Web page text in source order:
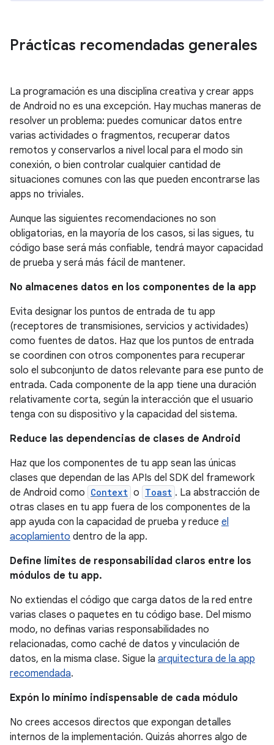
Prácticas recomendadas generales
La programación es una disciplina creativa y crear apps
de Android no es una excepción. Hay muchas maneras de
resolver un problema: puedes comunicar datos entre
varias actividades o fragmentos, recuperar datos
remotos y conservarlos a nivel local para el modo sin
conexión, o bien controlar cualquier cantidad de
situaciones comunes con las que pueden encontrarse las
apps no triviales.
Aunque las siguientes recomendaciones no son
obligatorias, en la mayoría de los casos, si las sigues, tu
código base será más confiable, tendrá mayor capacidad
de prueba y será más fácil de mantener.
No almacenes datos en los componentes de la app
Evita designar los puntos de entrada de tu app
(receptores de transmisiones, servicios y actividades)
como fuentes de datos. Haz que los puntos de entrada
se coordinen con otros componentes para recuperar
solo el subconjunto de datos relevante para ese punto de
entrada. Cada componente de la app tiene una duración
relativamente corta, según la interacción que el usuario
tenga con su dispositivo y la capacidad del sistema.
Reduce las dependencias de clases de Android
Haz que los componentes de tu app sean las únicas
clases que dependan de las APIs del SDK del framework
de Android como Context o Toast . La abstracción de
otras clases en tu app fuera de los componentes de la
app ayuda con la capacidad de prueba y reduce el
acoplamiento dentro de la app.
Define límites de responsabilidad claros entre los
módulos de tu app.
No extiendas el código que carga datos de la red entre
varias clases o paquetes en tu código base. Del mismo
modo, no definas varias responsabilidades no
relacionadas, como caché de datos y vinculación de
datos, en la misma clase. Sigue la arquitectura de la app
recomendada.
Expón lo mínimo indispensable de cada módulo
No crees accesos directos que expongan detalles
internos de la implementación. Quizás ahorres algo de